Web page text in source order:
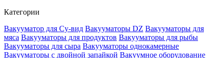
Категории
Вакууматор для Су-вид Вакууматоры DZ Вакууматоры для
мяса Вакууматоры для продуктов Вакууматоры для рыбы
Вакууматоры для сыра Вакууматоры однокамерные
Вакууматоры с двойной запайкой Вакуумное оборудование